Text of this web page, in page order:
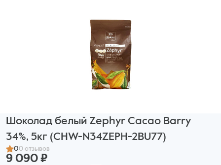
Шоколад белый Zephyr Cacao Barry
34%, 5кг (CHW-N34ZEPH-2BU77)
00 отзывов
9 090 ₽